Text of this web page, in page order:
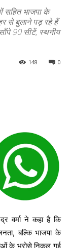
सहित भाजपा के
से बुलाने पड़ रहे हैं
90 सीटें, स्थनीय
0
148
वर्मा ने कहा है कि
बल्कि भाजपा के
के भरोसे निकल गई